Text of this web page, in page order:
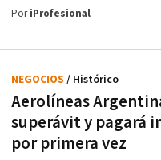
PoriProfesional
Aerolíneas
superávit y pagará
por primera vez
NEGOCIOS / Histórico